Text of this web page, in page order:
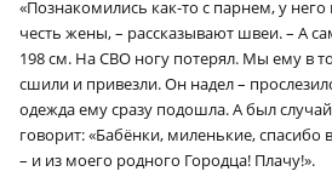
«Познакомились как-то с парнем, у
честь жены, – рассказывают швеи. – А
198 см. На СВО ногу потерял. Мы ему в
сшили и привезли. Он надел –
одежда ему сразу подошла. А был
говорит: «Бабёнки, миленькие, спасибо
– и из моего родного Городца! Плачу!».